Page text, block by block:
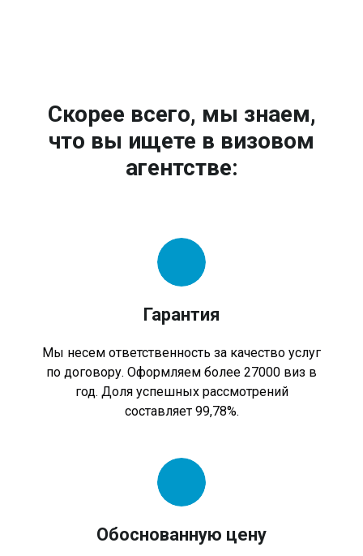
Скорее всего, мы знаем,
что вы ищете в визовом
агентстве:
Гарантия
Мы несем ответственность за качество услуг
по договору. Оформляем более 27000 виз в
год. Доля успешных рассмотрений
составляет 99,78%.
Обоснованную цену